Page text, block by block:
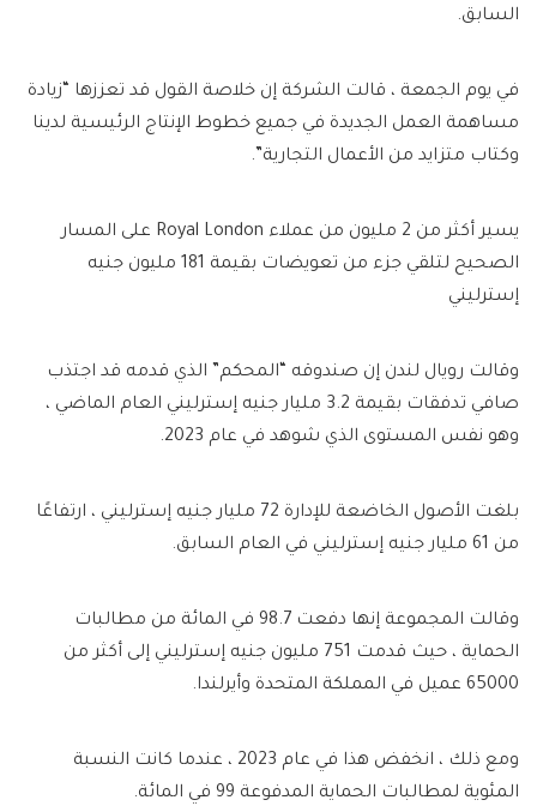
السابق.
في يوم الجمعة ، قالت الشركة إن خلاصة القول قد تعززها “زيادة
مساهمة العمل الجديدة في جميع خطوط الإنتاج الرئيسية لدينا
وكتاب متزايد من الأعمال التجارية”.
يسير أكثر من 2 مليون من عملاء Royal London على المسار
الصحيح لتلقي جزء من تعويضات بقيمة 181 مليون جنيه
إسترليني
وقالت رويال لندن إن صندوقه “المحكم” الذي قدمه قد اجتذب
صافي تدفقات بقيمة 3.2 مليار جنيه إسترليني العام الماضي ،
وهو نفس المستوى الذي شوهد في عام 2023.
بلغت الأصول الخاضعة للإدارة 72 مليار جنيه إسترليني ، ارتفاعًا
من 61 مليار جنيه إسترليني في العام السابق.
وقالت المجموعة إنها دفعت 98.7 في المائة من مطالبات
الحماية ، حيث قدمت 751 مليون جنيه إسترليني إلى أكثر من
65000 عميل في المملكة المتحدة وأيرلندا.
ومع ذلك ، انخفض هذا في عام 2023 ، عندما كانت النسبة
المئوية لمطالبات الحماية المدفوعة 99 في المائة.